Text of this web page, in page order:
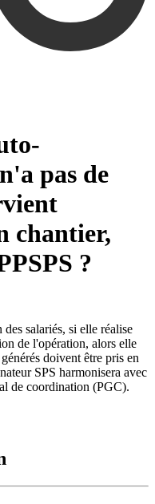
pas de
chantier,
?
salariés, si elle réalise
de l'opération, alors elle
doivent être pris en
SPS harmonisera avec
de coordination (PGC).